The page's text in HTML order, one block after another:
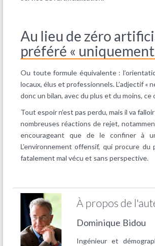
Au lieu de zéro
préféré «
Ou toute formule équivalente :
locaux, élus et professionnels. L’adjectif «
donc un bilan, avec du plus et du moins,
Tout espoir n’est pas perdu, mais il va
nombreuses réactions de rejet,
encourageant que de le confiner à
L’environnement offensif, qui procure
fatalement mal vécu et sans perspective.
À propos de
Dominique Bidou
Ingénieur et